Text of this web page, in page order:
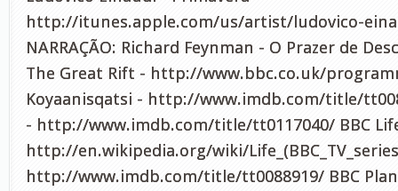
http://itunes.apple.com/us/artist/ludovico-
NARRAÇÃO: Richard Feynman - O Prazer de
The Great Rift - http://www.bbc.co.uk/
Koyaanisqatsi - http://www.imdb.com/title/
- http://www.imdb.com/title/tt0117040/ BBC
http://en.wikipedia.org/wiki/
http://www.imdb.com/title/tt0088919/ BBC